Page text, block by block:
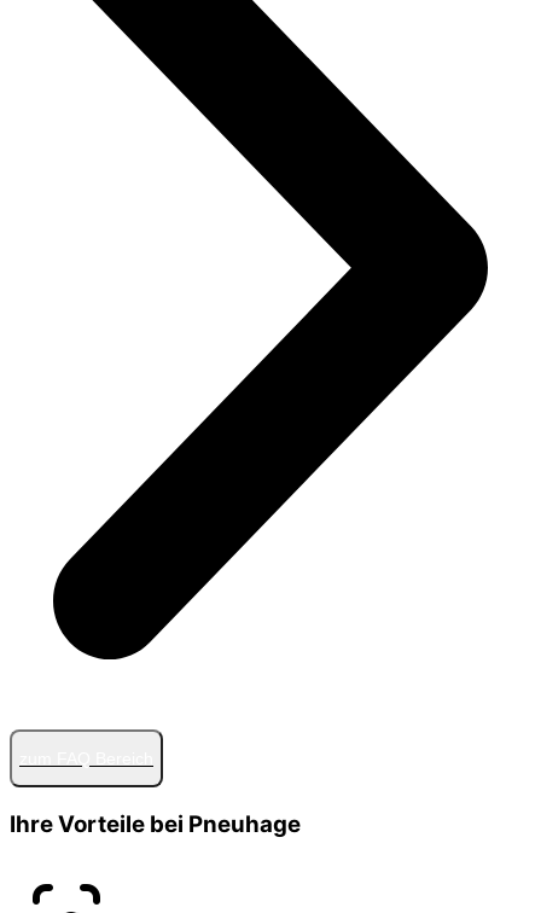
Ihre Vorteile bei Pneuhage